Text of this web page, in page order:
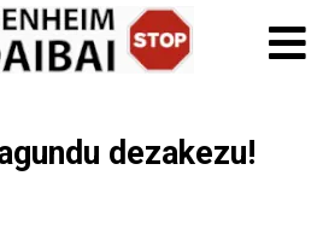
dezakezu!